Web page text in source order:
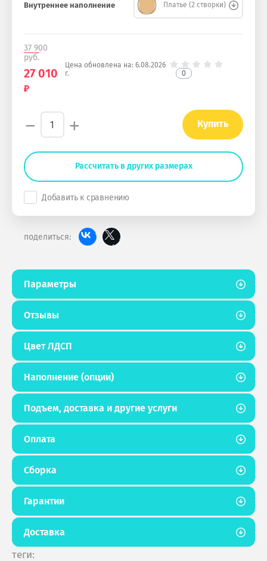
Внутреннее наполнение Платье (2 створки)
37 900
руб.
27 010
Цена обновлена на:6.08.2026
г.
0
− + Купить
Рассчитать в других размерах
Добавить к сравнению
поделиться:
Параметры
Отзывы
Цвет ЛДСП
Наполнение (опции)
Подъем, доставка и другие услуги
Оплата
Сборка
Гарантии
Доставка
теги: